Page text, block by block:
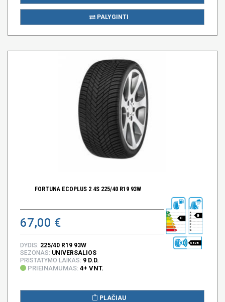
PALYGINTI
FORTUNA ECOPLUS 2 4S 225/40 R19 93W
67,00 € C
B
68 DB
DYDIS: 225/40 R19 93W
SEZONAS: UNIVERSALIOS
PRISTATYMO LAIKAS: 9 D.D.
PRIEINAMUMAS: 4+ VNT.
PLAČIAU